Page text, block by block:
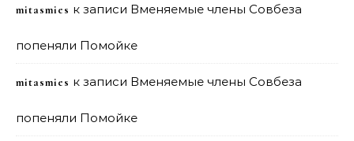
mitasmies к записи Вменяемые члены Совбеза
попеняли Помойке
mitasmies к записи Вменяемые члены Совбеза
попеняли Помойке